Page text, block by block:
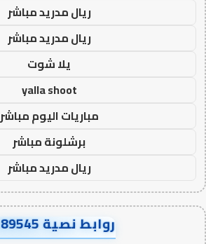
ريال مدريد مباشر
ريال مدريد مباشر
يلا شوت
yalla shoot
مباريات اليوم مباشر
برشلونة مباشر
ريال مدريد مباشر
روابط نصية AA89545